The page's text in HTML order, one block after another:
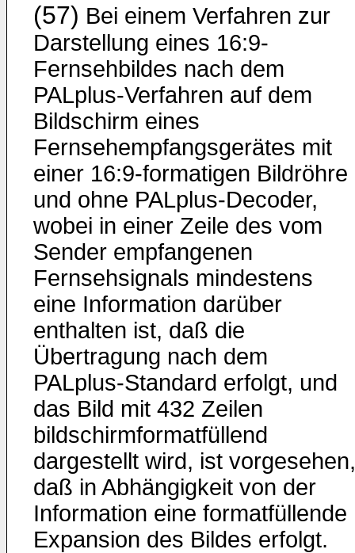
(57) Bei einem Verfahren zur
Darstellung eines 16:9-
Fernsehbildes nach dem
PALplus-Verfahren auf dem
Bildschirm eines
Fernsehempfangsgerätes mit
einer 16:9-formatigen Bildröhre
und ohne PALplus-Decoder,
wobei in einer Zeile des vom
Sender empfangenen
Fernsehsignals mindestens
eine Information darüber
enthalten ist, daß die
Übertragung nach dem
PALplus-Standard erfolgt, und
das Bild mit 432 Zeilen
bildschirmformatfüllend
dargestellt wird, ist vorgesehen,
daß in Abhängigkeit von der
Information eine formatfüllende
Expansion des Bildes erfolgt.